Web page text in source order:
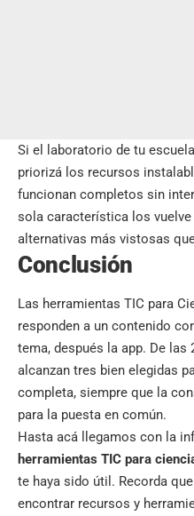
Si el laboratorio de tu
priorizá los recursos
funcionan completos sin
sola característica los
alternativas más vistosas
Conclusión
Las herramientas TIC para
responden a un contenido
tema, después la app. De las
alcanzan tres bien elegidas
completa, siempre que la
para la puesta en común.
Hasta acá llegamos con la
herramientas TIC para
te haya sido útil. Recorda
encontrar recursos y